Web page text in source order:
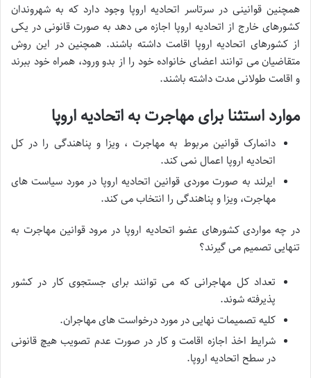
همچنین قوانینی در سرتاسر اتحادیه اروپا وجود دارد که به شهروندان
کشورهای خارج از اتحادیه اروپا اجازه می دهد به صورت قانونی در یکی
از کشورهای اتحادیه اروپا اقامت داشته باشند. همچنین در این روش
متقاضیان می توانند اعضای خانواده خود را از بدو ورود، همراه خود ببرند
و اقامت طولانی مدت داشته باشند.
موارد استثنا برای مهاجرت به اتحادیه اروپا
دانمارک قوانین مربوط به مهاجرت ، ویزا و پناهندگی را در کل
اتحادیه اروپا اعمال نمی کند.
ایرلند به صورت موردی قوانین اتحادیه اروپا در مورد سیاست های
مهاجرت، ویزا و پناهندگی را انتخاب می کند.
در چه مواردی کشورهای عضو اتحادیه اروپا در مرود قوانین مهاجرت به
تنهایی تصمیم می گیرند؟
تعداد کل مهاجرانی که می توانند برای جستجوی کار در کشور
پذیرفته شوند.
کلیه تصمیمات نهایی در مورد درخواست های مهاجران.
شرایط اخذ اجازه اقامت و کار در صورت عدم تصویب هیچ قانونی
در سطح اتحادیه اروپا.